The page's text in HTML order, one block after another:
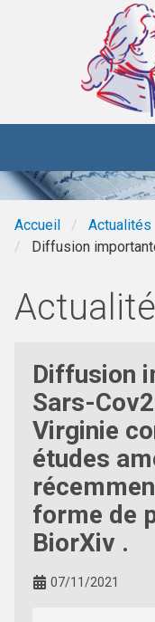
Aller au contenu
Accueil
Actualités
Diffusion
Diffusion
Sars-
Virginie
études
forme de
BiorXiv .
07/11/2021